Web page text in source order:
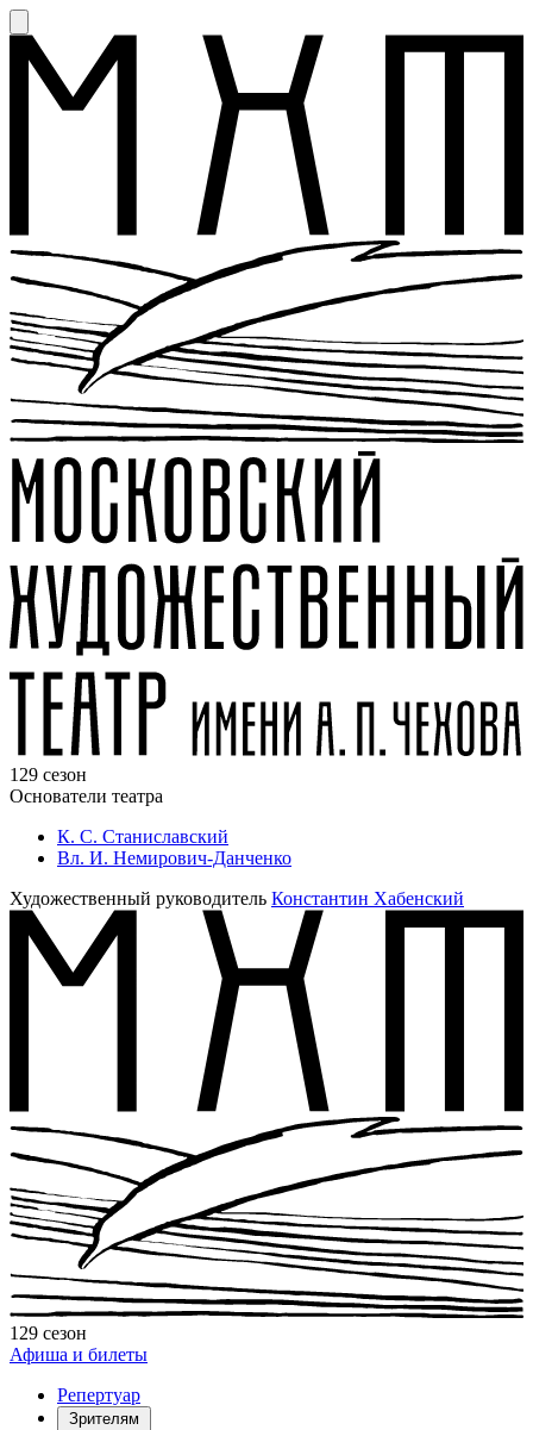
129 сезон
Основатели театра
К. С. Станиславский
Вл. И. Немирович-Данченко
Художественный руководитель Константин Хабенский
129 сезон
Афиша и билеты
Репертуар
Зрителям